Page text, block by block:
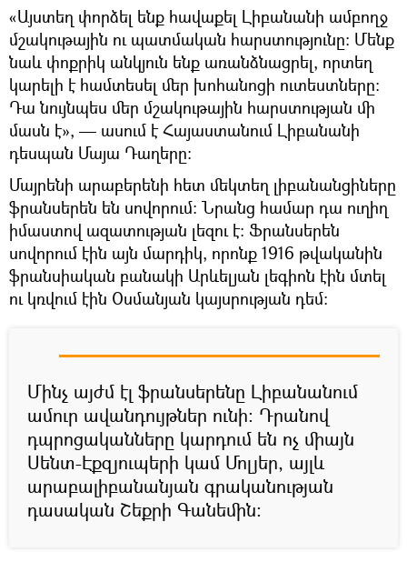
«Այստեղ փորձել ենք հավաքել Լիբանանի ամբողջ
մշակութային ու պատմական հարստությունը։ Մենք
նաև փոքրիկ անկյուն ենք առանձնացրել, որտեղ
կարելի է համտեսել մեր խոհանոցի ուտեստները։
Դա նույնպես մեր մշակութային հարստության մի
մասն է», — ասում է Հայաստանում Լիբանանի
դեսպան Մայա Դաղերը։
Մայրենի արաբերենի հետ մեկտեղ լիբանանցիները
ֆրանսերեն են սովորում։ Նրանց համար դա ուղիղ
իմաստով ազատության լեզու է։ Ֆրանսերեն
սովորում էին այն մարդիկ, որոնք 1916 թվականին
ֆրանսիական բանակի Արևելյան լեգիոն էին մտել
ու կռվում էին Օսմանյան կայսրության դեմ։
Մինչ այժմ էլ ֆրանսերենը Լիբանանում
ամուր ավանդույթներ ունի։ Դրանով
դպրոցականները կարդում են ոչ միայն
Սենտ-Էքզյուպերի կամ Մոլյեր, այլև
արաբալիբանանյան գրականության
դասական Շեքրի Գանեմին։